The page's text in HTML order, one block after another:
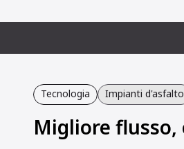
Tecnologia Impianti d'asfalto
Migliore